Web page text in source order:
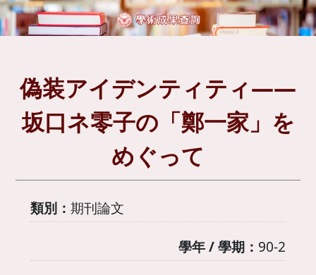
偽装アイデンティティ――
坂口ネ零子の「鄭一家」を
めぐって
類別： 期刊論文
學年 / 學期： 90-2